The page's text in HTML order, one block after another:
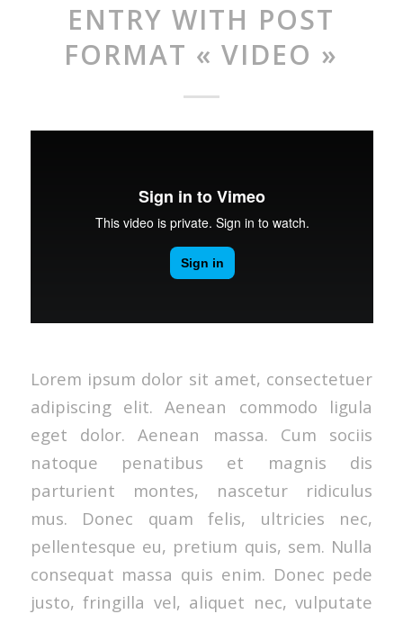
ENTRY WITH POST
FORMAT « VIDEO »
Lorem ipsum dolor sit amet, consectetuer
adipiscing elit. Aenean commodo ligula
eget dolor. Aenean massa. Cum sociis
natoque penatibus et magnis dis
parturient montes, nascetur ridiculus
mus. Donec quam felis, ultricies nec,
pellentesque eu, pretium quis, sem. Nulla
consequat massa quis enim. Donec pede
justo, fringilla vel, aliquet nec, vulputate